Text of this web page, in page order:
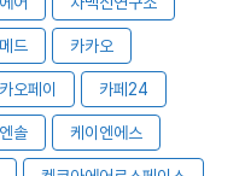
드 카카오
오페이 카페24
솔 케이엔에스